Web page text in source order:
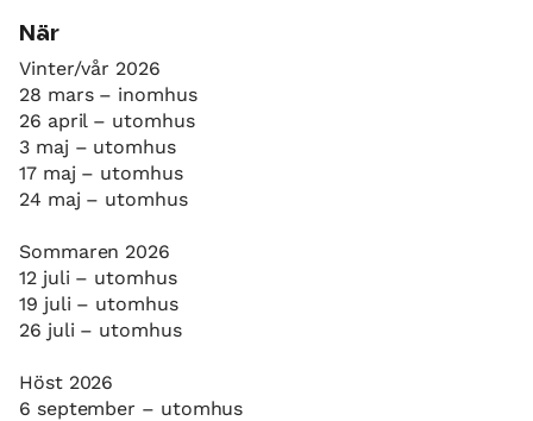
När
Vinter/vår 2026
28 mars – inomhus
26 april – utomhus
3 maj – utomhus
17 maj – utomhus
24 maj – utomhus
Sommaren 2026
12 juli – utomhus
19 juli – utomhus
26 juli – utomhus
Höst 2026
6 september – utomhus